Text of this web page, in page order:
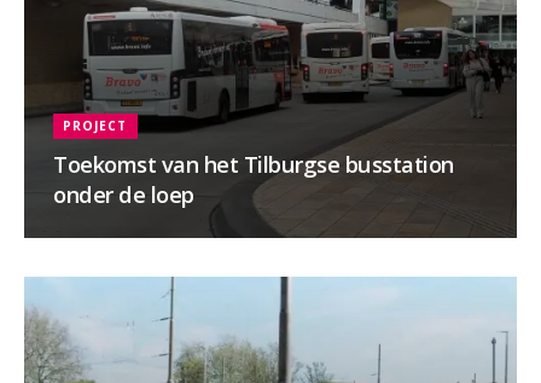
Toekomst van het Tilburgse busstation
onder de loep
PROJECT